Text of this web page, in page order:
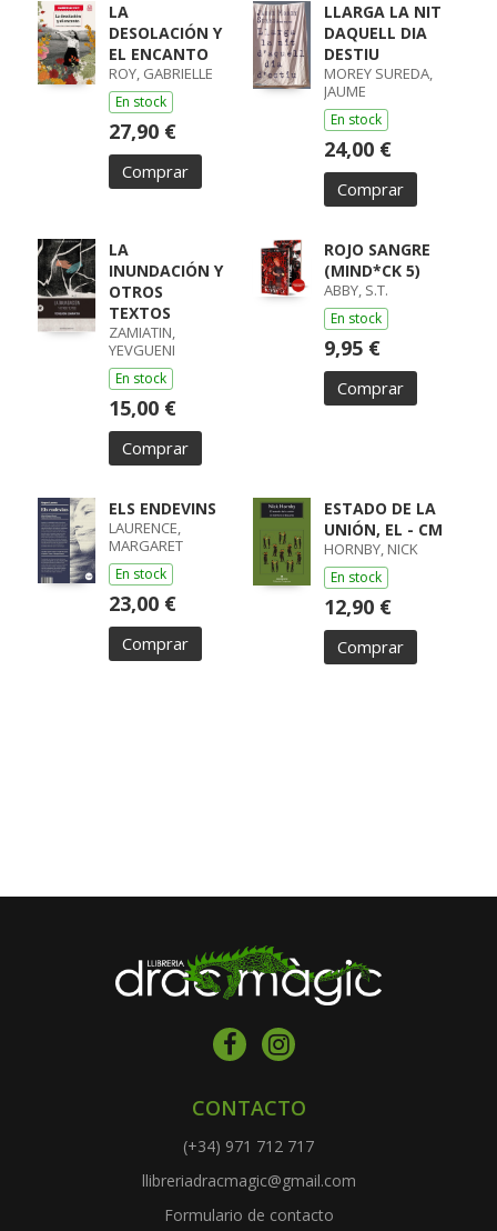
LA
DESOLACIÓN Y
EL ENCANTO
ROY, GABRIELLE
En stock
27,90 €
Comprar
LLARGA LA NIT
DAQUELL DIA
DESTIU
MOREY SUREDA,
JAUME
En stock
24,00 €
Comprar
LA
INUNDACIÓN Y
OTROS
TEXTOS
ZAMIATIN,
YEVGUENI
En stock
15,00 €
Comprar
ROJO SANGRE
(MIND*CK 5)
ABBY, S.T.
En stock
9,95 €
Comprar
ELS ENDEVINS
LAURENCE,
MARGARET
En stock
23,00 €
Comprar
ESTADO DE LA
UNIÓN, EL - CM
HORNBY, NICK
En stock
12,90 €
Comprar
CONTACTO
(+34) 971 712 717
llibreriadracmagic@gmail.com
Formulario de contacto